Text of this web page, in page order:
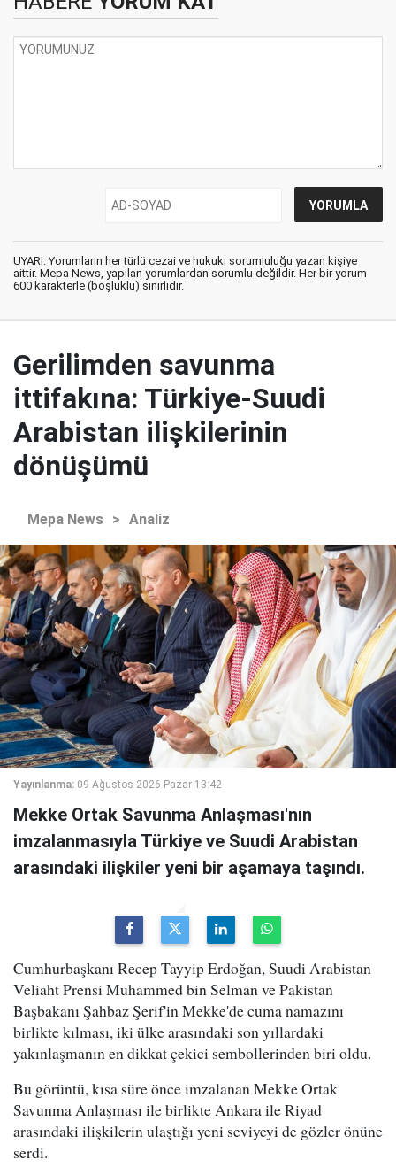
UYARI: Yorumların her türlü cezai ve hukuki sorumluluğu yazan kişiye
aittir. Mepa News, yapılan yorumlardan sorumlu değildir. Her bir yorum
600 karakterle (boşluklu) sınırlıdır.
Gerilimden savunma
ittifakına: Türkiye-Suudi
Arabistan ilişkilerinin
dönüşümü
Mepa News > Analiz
Yayınlanma: 09 Ağustos 2026 Pazar 13:42
Mekke Ortak Savunma Anlaşması'nın
imzalanmasıyla Türkiye ve Suudi Arabistan
arasındaki ilişkiler yeni bir aşamaya taşındı.
Cumhurbaşkanı Recep Tayyip Erdoğan, Suudi Arabistan
Veliaht Prensi Muhammed bin Selman ve Pakistan
Başbakanı Şahbaz Şerif'in Mekke'de cuma namazını
birlikte kılması, iki ülke arasındaki son yıllardaki
yakınlaşmanın en dikkat çekici sembollerinden biri oldu.
Bu görüntü, kısa süre önce imzalanan Mekke Ortak
Savunma Anlaşması ile birlikte Ankara ile Riyad
arasındaki ilişkilerin ulaştığı yeni seviyeyi de gözler önüne
serdi.